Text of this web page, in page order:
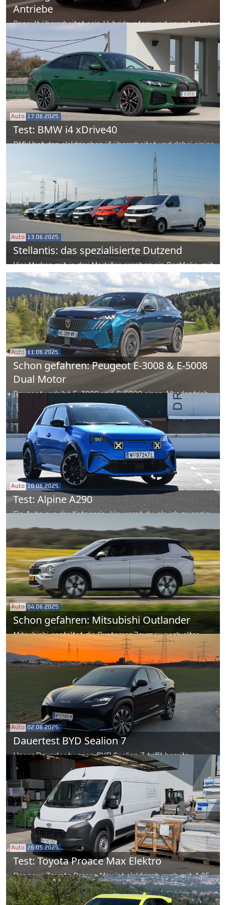
Antriebe
Renault überarbeitet sein Hybridsystem und erweitert es
auf drei eigenständige Varianten. Auf Probefahrt im
Symbioz und Espace.
Auto 17.06.2025.
Test: BMW i4 xDrive40
BMW hat den elektrischen i4 überarbeitet und dabei einige
Details nachgeschärft. Im Praxistest weiß das Paket zu
gefallen, auch wegen des schnellen Ladens und des
großen Kofferraums.
Auto 13.06.2025.
Stellantis: das spezialisierte Dutzend
Vier Marken mit je drei Modellen ergeben ein Portfolio, mit
dem sich Stellantis zum Marktführer im Segment der
leichten Nutzfahrzeuge aufgeschwungen hat. Auf den
Lorbeeren ausruhen ist aber nicht drin: 4x4-Partner
Dangel liefert eine elektrische Hinterachse und
Wasserstoff ist ebenso noch ein Thema.
Auto 11.06.2025.
Schon gefahren: Peugeot E-3008 & E-5008
Dual Motor
Peugeot verleiht E-3008 und E-5008 einen Allradantrieb,
extrem wichtig in einem gebirgigen Land wie Österreich.
Die Erwartungen sind hoch.
Auto 10.06.2025.
Test: Alpine A290
Ein Auto aus der Kategorie „Wo warst du, als ich zwanzig
war?“ Die Alpine A290 liefert den Beweis, dass Kraft und
Agilität einander keineswegs ausschließen. Und gibt
paradoxerweise eine mögliche Antwort auf die Frage,
wozu Verbrenner heute noch gut sind.
Auto 04.06.2025.
Schon gefahren: Mitsubishi Outlander
Mitsubishi gestaltet die Customer Journey nach alter
Japaner Sitte: Extras müssen beim Outlander nicht
mühsam abgewogen werden, eine der vier Linien wird
schon ins Konzept passen.
Auto 02.06.2025.
Dauertest BYD Sealion 7
Unser Dauertestwagen BYD Sealion 7 trifft bereits
manchen Artgenossen auf Österreichs Straßen und sorgt
an der Ladestation oft für Gesprächsstoff mit denen, die
ihn noch nicht kennen.
Auto 26.05.2025.
Test: Toyota Proace Max Elektro
Der neue Toyota Proace Max ist elektrisch auch mit 4,25
Tonnen zulässigem Gesamtgewicht zu haben. Dies bringt